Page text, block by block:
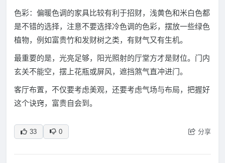
色彩：偏暖色调的家具比较有利于招财，浅黄色和米白色都
是不错的选择，注意不要选择冷色调的色彩，摆放一些绿色
植物，例如富贵竹和发财树之类，有财气又有生机。
最重要的是，光亮足够，阳光照射的厅堂方才是财位。门内
玄关不能空，摆上花瓶或屏风，遮挡煞气直冲进门。
客厅布置，不仅要考虑美观，还要考虑气场与布局，把握好
这个诀窍，富贵自会到。
33 0 分享